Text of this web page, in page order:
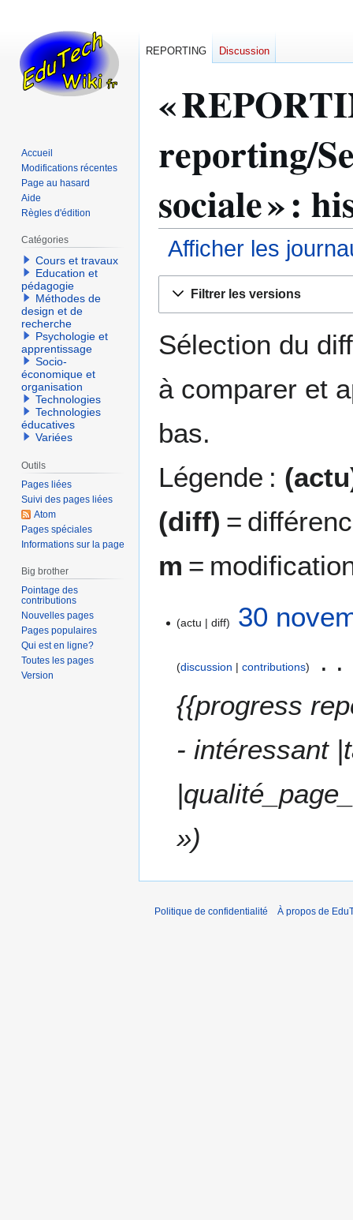
«
reporting/
sociale » :
Afficher les
navigation
recherche
Filtrer les versions
Sélection du
à comparer et
bas.
Légende :
(diff) =
m =
actu diff 30
discussion contributions
{{progress
- intéressant
»
REPORTING Discussion
Accueil
Modifications récentes
Page au hasard
Aide
Règles d'édition
Catégories
Cours et travaux
Education et
pédagogie
Méthodes de
design et de
recherche
Psychologie et
apprentissage
Socio-
économique et
organisation
Technologies
Technologies
éducatives
Variées
Outils
Pages liées
Suivi des pages liées
Atom
Pages spéciales
Informations sur la page
Big brother
Pointage des
contributions
Nouvelles pages
Pages populaires
Qui est en ligne?
Toutes les pages
Version
Politique de confidentialité À propos de